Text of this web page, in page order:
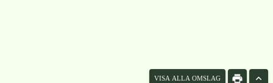
VISA ALLA OMSLAG